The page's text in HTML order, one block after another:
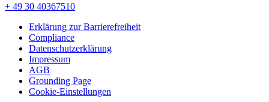
+ 49 30 40367510
Erklärung zur Barrierefreiheit
Compliance
Datenschutzerklärung
Impressum
AGB
Grounding Page
Cookie-Einstellungen